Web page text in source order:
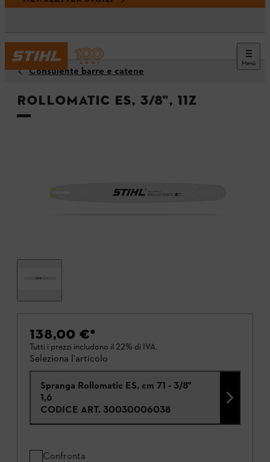
Menù
Consulente barre e catene
Rollomatic ES, 3/8", 11Z
138,00 €*
Tutti i prezzi includono il 22% di IVA.
Seleziona l'articolo
Spranga Rollomatic ES, cm 71 - 3/8"
1,6
CODICE ART. 30030006038
Confronta